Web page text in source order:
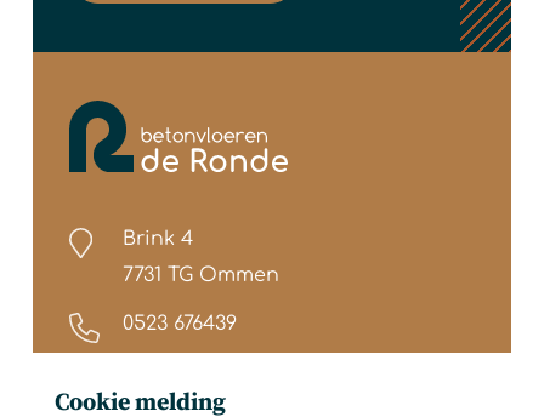
Brink 4
7731 TG Ommen
0523 676439
Cookie melding